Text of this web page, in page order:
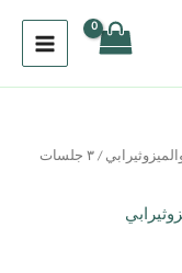
/ ٣ جلسات